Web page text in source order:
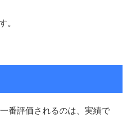
。
番評価されるのは、実績で